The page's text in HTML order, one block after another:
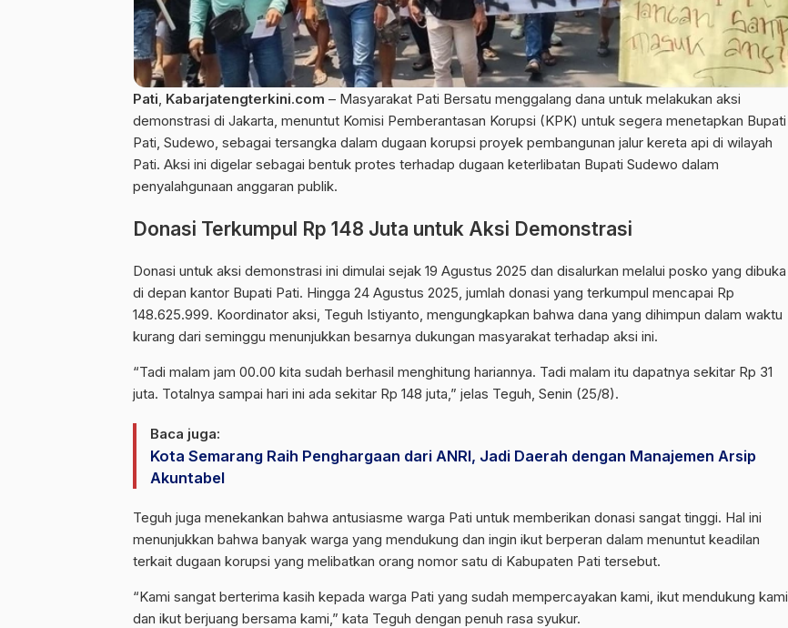
Pati Kabarjatengterkini.com – Masyarakat Pati Bersatu menggalang dana untuk melakukan aksi
demonstrasi di Jakarta, menuntut Komisi Pemberantasan Korupsi (KPK) untuk segera menetapkan Bupati
Pati, Sudewo, sebagai tersangka dalam dugaan korupsi proyek pembangunan jalur kereta api di wilayah
Pati. Aksi ini digelar sebagai bentuk protes terhadap dugaan keterlibatan Bupati Sudewo dalam
penyalahgunaan anggaran publik.
Donasi Terkumpul Rp 148 Juta untuk Aksi Demonstrasi
Donasi untuk aksi demonstrasi ini dimulai sejak 19 Agustus 2025 dan disalurkan melalui posko yang dibuka
di depan kantor Bupati Pati. Hingga 24 Agustus 2025, jumlah donasi yang terkumpul mencapai Rp
148.625.999. Koordinator aksi, Teguh Istiyanto, mengungkapkan bahwa dana yang dihimpun dalam waktu
kurang dari seminggu menunjukkan besarnya dukungan masyarakat terhadap aksi ini.
“Tadi malam jam 00.00 kita sudah berhasil menghitung hariannya. Tadi malam itu dapatnya sekitar Rp 31
juta. Totalnya sampai hari ini ada sekitar Rp 148 juta,” jelas Teguh, Senin (25/8).
Baca juga:
Kota Semarang Raih Penghargaan dari ANRI, Jadi Daerah dengan Manajemen Arsip
Akuntabel
Teguh juga menekankan bahwa antusiasme warga Pati untuk memberikan donasi sangat tinggi. Hal ini
menunjukkan bahwa banyak warga yang mendukung dan ingin ikut berperan dalam menuntut keadilan
terkait dugaan korupsi yang melibatkan orang nomor satu di Kabupaten Pati tersebut.
“Kami sangat berterima kasih kepada warga Pati yang sudah mempercayakan kami, ikut mendukung kami,
dan ikut berjuang bersama kami,” kata Teguh dengan penuh rasa syukur.